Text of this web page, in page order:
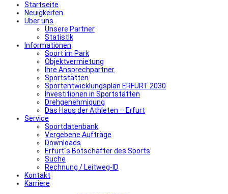
Startseite
Neuigkeiten
Über uns
Unsere Partner
Statistik
Informationen
Sport im Park
Objektvermietung
Ihre Ansprechpartner
Sportstätten
Sportentwicklungsplan ERFURT 2030
Investitionen in Sportstätten
Drehgenehmigung
Das Haus der Athleten – Erfurt
Service
Sportdatenbank
Vergebene Aufträge
Downloads
Erfurt´s Botschafter des Sports
Suche
Rechnung / Leitweg-ID
Kontakt
Karriere